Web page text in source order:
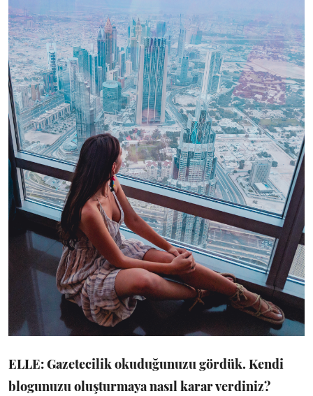
ELLE: Gazetecilik okuduğunuzu gördük. Kendi
blogunuzu oluşturmaya nasıl karar verdiniz?